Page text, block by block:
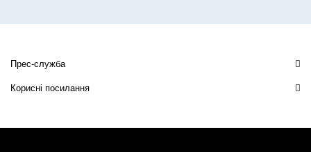
Прес-служба
Корисні посилання